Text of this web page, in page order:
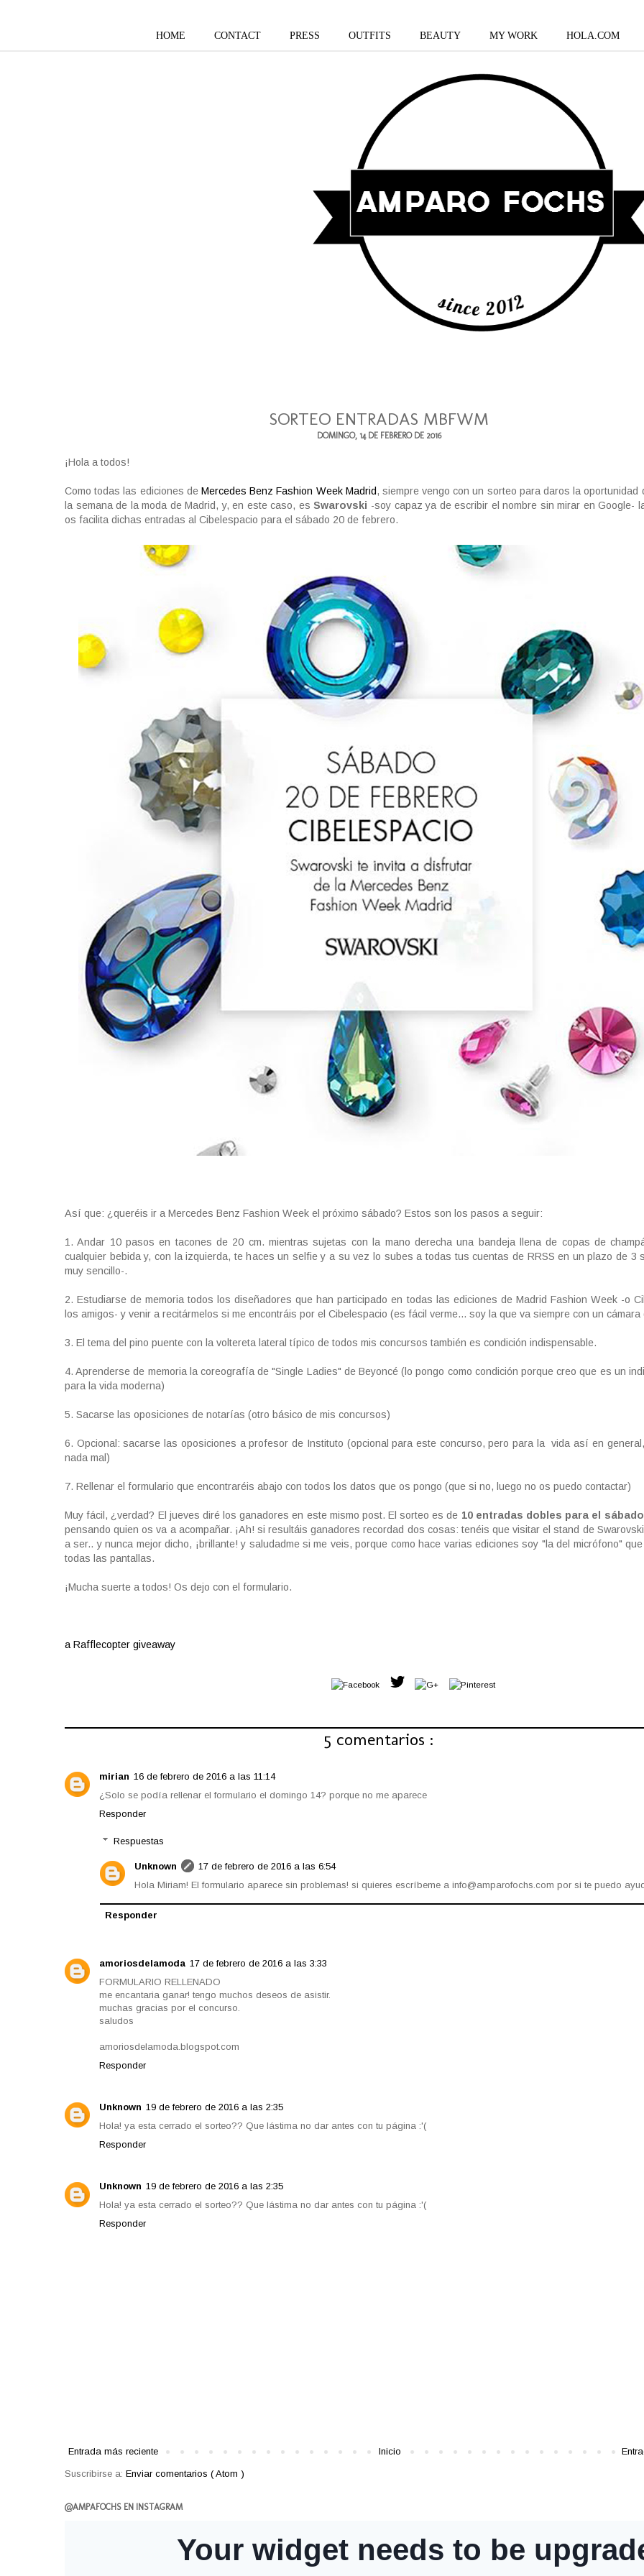
HOME CONTACT PRESS OUTFITS BEAUTY MY WORK HOLA.COM
SORTEO ENTRADAS MBFWM
DOMINGO, 14 DE FEBRERO DE 2016
¡Hola a todos!
Como todas las ediciones de Mercedes Benz Fashion Week Madrid, siempre vengo con un sorteo para daros la oportunidad
la semana de la moda de Madrid, y, en este caso, esSwarovski -soy capaz ya de escribir el nombre sin mirar en Google-
os facilita dichas entradas al Cibelespacio para el sábado 20 de febrero.
Así que: ¿queréis ir a Mercedes Benz Fashion Week el próximo sábado? Estos son los pasos a seguir:
1. Andar 10 pasos en tacones de 20 cm. mientras sujetas con la mano derecha una bandeja llena de copas de
cualquier bebida y, con la izquierda, te haces un selfie y a su vez lo subes a todas tus cuentas de RRSS en un plazo de 3
muy sencillo-.
2. Estudiarse de memoria todos los diseñadores que han participado en todas las ediciones de Madrid Fashion Week -o
los amigos- y venir a recitármelos si me encontráis por el Cibelespacio (es fácil verme... soy la que va siempre con un cámara
3. El tema del pino puente con la voltereta lateral típico de todos mis concursos también es condición indispensable.
4. Aprenderse de memoria la coreografía de "Single Ladies" de Beyoncé (lo pongo como condición porque creo que es un
para la vida moderna)
5. Sacarse las oposiciones de notarías (otro básico de mis concursos)
6. Opcional: sacarse las oposiciones a profesor de Instituto (opcional para este concurso, pero para la vida así en
nada mal)
7. Rellenar el formulario que encontraréis abajo con todos los datos que os pongo (que si no, luego no os puedo contactar)
Muy fácil, ¿verdad? El jueves diré los ganadores en este mismo post. El sorteo es de 10 entradas dobles para el
pensando quien os va a acompañar. ¡Ah! si resultáis ganadores recordad dos cosas: tenéis que visitar el stand de
a ser.. y nunca mejor dicho, ¡brillante! y saludadme si me veis, porque como hace varias ediciones soy "la del micrófono"
todas las pantallas.
¡Mucha suerte a todos! Os dejo con el formulario.
a Rafflecopter giveaway
5 comentarios :
mirian 16 de febrero de 2016 a las 11:14
¿Solo se podía rellenar el formulario el domingo 14? porque no me aparece
Responder
Respuestas
Unknown
17 de febrero de 2016 a las 6:54
Hola Miriam! El formulario aparece sin problemas! si quieres escríbeme a info@amparofochs.com por si te puedo
Responder
amoriosdelamoda 17 de febrero de 2016 a las 3:33
FORMULARIO RELLENADO
me encantaria ganar! tengo muchos deseos de asistir.
muchas gracias por el concurso.
saludos
amoriosdelamoda.blogspot.com
Responder
Unknown 19 de febrero de 2016 a las 2:35
Hola! ya esta cerrado el sorteo?? Que lástima no dar antes con tu página :'(
Responder
Unknown 19 de febrero de 2016 a las 2:35
Hola! ya esta cerrado el sorteo?? Que lástima no dar antes con tu página :'(
Responder
Entrada más reciente Inicio
Suscribirse a: Enviar comentarios ( Atom )
@AMPAFOCHS EN INSTAGRAM